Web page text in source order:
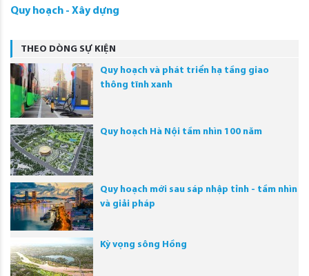
Quy hoạch - Xây dựng
THEO DÒNG SỰ KIỆN
Quy hoạch và phát triển hạ tầng giao
thông tĩnh xanh
Quy hoạch Hà Nội tầm nhìn 100 năm
Quy hoạch mới sau sáp nhập tỉnh - tầm nhìn
và giải pháp
Kỳ vọng sông Hồng